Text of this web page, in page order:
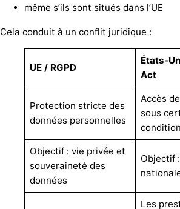
même s’ils sont situés dans l’UE
Cela conduit à un conflit juridique :
UE / RGPD
États-
Act
Protection stricte des
données personnelles
Accès
sous
Objectif : vie privée et
souveraineté des
données
Objectif
Les